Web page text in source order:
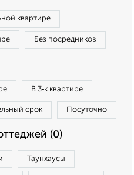
квартире
Без посредников
В 3‑к квартире
срок Посуточно
(0)
Таунхаусы